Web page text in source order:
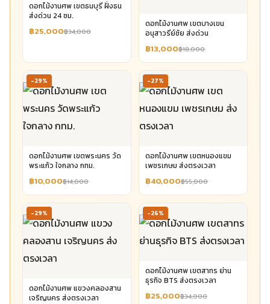
ดอกไม้งานศพ เขตธนบุรี ฝั่งธน
ส่งด่วน 24 ชม.
฿25,000฿34,000
ดอกไม้งานศพ เขตบางเขน
อนุสาวรีย์ชัย ส่งด่วน
฿13,000฿18,000
-29%
ดอกไม้งานศพ เขตพระนคร วัด
พระแก้ว ใจกลาง กทม.
฿10,000฿14,000
-27%
ดอกไม้งานศพ เขตหนองแขม
เพชรเกษม ส่งตรงเวลา
฿40,000฿55,000
-29%
ดอกไม้งานศพ แขวงคลองสาน
เจริญนคร ส่งตรงเวลา
-26%
ดอกไม้งานศพ เขตสาทร ย่าน
ธุรกิจ BTS ส่งตรงเวลา
฿25,000฿34,000